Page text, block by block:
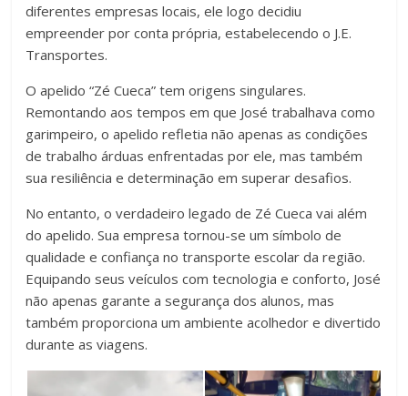
diferentes empresas locais, ele logo decidiu
empreender por conta própria, estabelecendo o J.E.
Transportes.
O apelido “Zé Cueca” tem origens singulares.
Remontando aos tempos em que José trabalhava como
garimpeiro, o apelido refletia não apenas as condições
de trabalho árduas enfrentadas por ele, mas também
sua resiliência e determinação em superar desafios.
No entanto, o verdadeiro legado de Zé Cueca vai além
do apelido. Sua empresa tornou-se um símbolo de
qualidade e confiança no transporte escolar da região.
Equipando seus veículos com tecnologia e conforto, José
não apenas garante a segurança dos alunos, mas
também proporciona um ambiente acolhedor e divertido
durante as viagens.